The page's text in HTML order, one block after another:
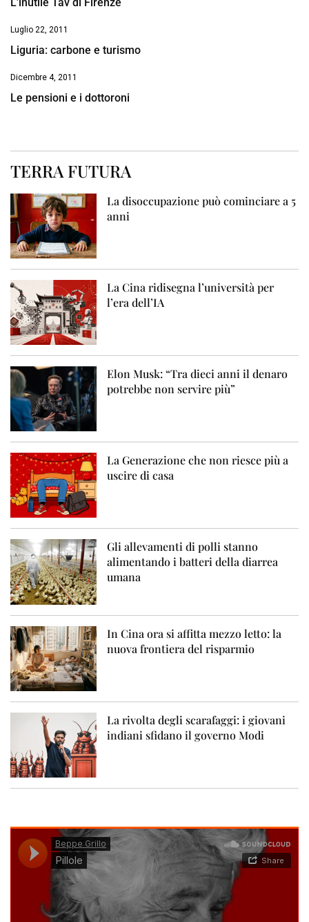
L’inutile Tav di Firenze
Luglio 22, 2011
Liguria: carbone e turismo
Dicembre 4, 2011
Le pensioni e i dottoroni
TERRA FUTURA
La disoccupazione può cominciare a 5
anni
La Cina ridisegna l’università per
l’era dell’IA
Elon Musk: “Tra dieci anni il denaro
potrebbe non servire più”
La Generazione che non riesce più a
uscire di casa
Gli allevamenti di polli stanno
alimentando i batteri della diarrea
umana
In Cina ora si affitta mezzo letto: la
nuova frontiera del risparmio
La rivolta degli scarafaggi: i giovani
indiani sfidano il governo Modi